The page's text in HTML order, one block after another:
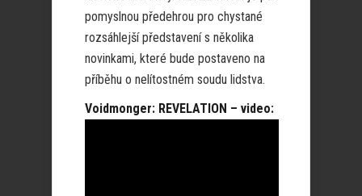
pomyslnou předehrou pro chystané
rozsáhlejší představení s několika
novinkami, které bude postaveno na
příběhu o nelítostném soudu lidstva.
Voidmonger: REVELATION – video: